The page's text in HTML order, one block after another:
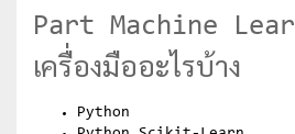
Part Machine
เครื่องมืออะไรบ้าง
Python